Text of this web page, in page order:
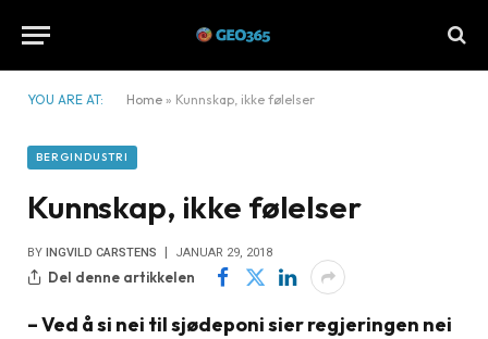
YOU ARE AT: Home » Kunnskap, ikke følelser
BERGINDUSTRI
Kunnskap, ikke følelser
BY INGVILD CARSTENS JANUAR 29, 2018
Del denne artikkelen
– Ved å si nei til sjødeponi sier regjeringen nei